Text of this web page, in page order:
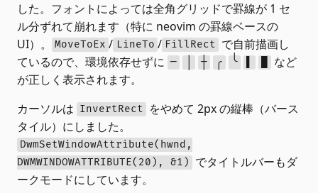
した。フォントによっては全角グリッドで罫線が 1 セ
ル分ずれて崩れます（特に neovim の罫線ベースの
UI）。
MoveToEx / LineTo / FillRect で自前描画し
ているので、環境依存せずに ─ ┼ ╭ ╰
など
が正しく表示されます。
カーソルは InvertRect
をやめて 2px の縦棒（バース
タイル）にしました。
DwmSetWindowAttribute(hwnd,
DWMWINDOWATTRIBUTE(20), &1)
でタイトルバーもダ
ークモードにしています。